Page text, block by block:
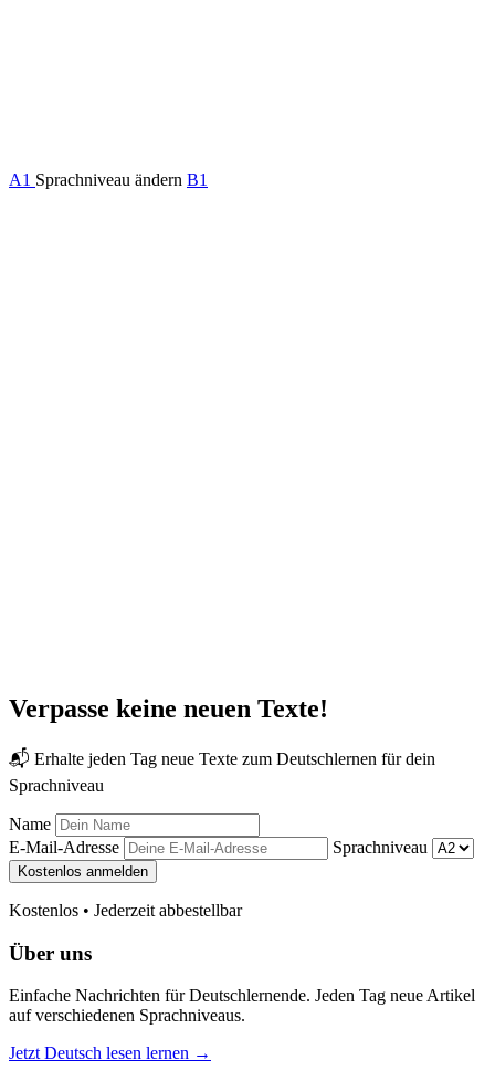
A1 Sprachniveau ändern B1
Verpasse keine neuen Texte!
📬 Erhalte jeden Tag neue Texte zum Deutschlernen für dein
Sprachniveau
Name
E-Mail-Adresse
Sprachniveau
Kostenlos anmelden
Kostenlos • Jederzeit abbestellbar
Über uns
Einfache Nachrichten für Deutschlernende. Jeden Tag neue Artikel
auf verschiedenen Sprachniveaus.
Jetzt Deutsch lesen lernen →